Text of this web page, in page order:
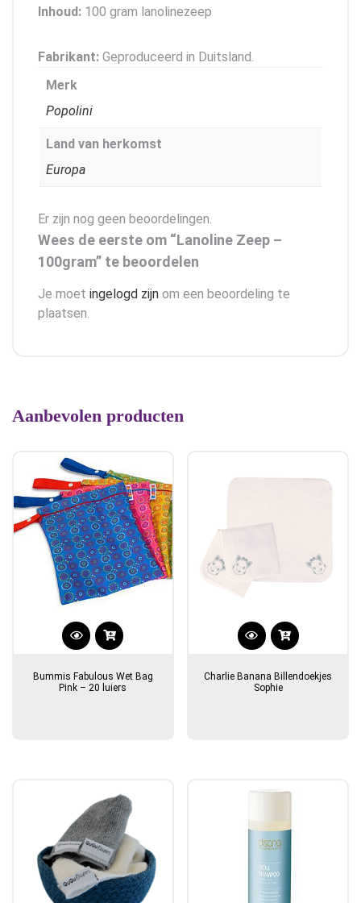
Inhoud: 100 gram lanolinezeep
Fabrikant: Geproduceerd in Duitsland.
Merk
Popolini
Land van herkomst
Europa
Er zijn nog geen beoordelingen.
Wees de eerste om “Lanoline Zeep –
100gram” te beoordelen
Je moet ingelogd zijn om een beoordeling te
plaatsen.
Aanbevolen producten
Bummis Fabulous Wet Bag
Pink – 20 luiers
Charlie Banana Billendoekjes
Sophie